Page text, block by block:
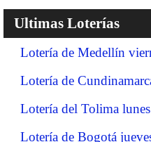
Ultimas Loterías
Lotería de Medellín
Lotería de
Lotería del Tolima
Lotería de Bogotá